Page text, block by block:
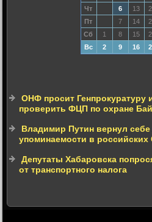
Чт
6 13
Пт
7 14
Сб
1 8 15
Вс
2 9 16
ОНФ просит Генпрокуратуру
проверить ФЦП по охране
Владимир Путин вернул
упоминаемости в
Депутаты Хабаровска
от транспортного налога